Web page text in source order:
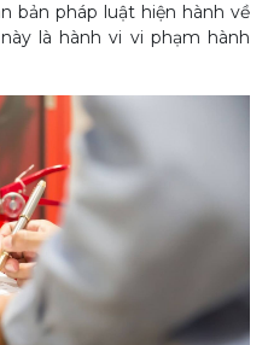
bản pháp luật hiện hành về
là hành vi vi phạm hành